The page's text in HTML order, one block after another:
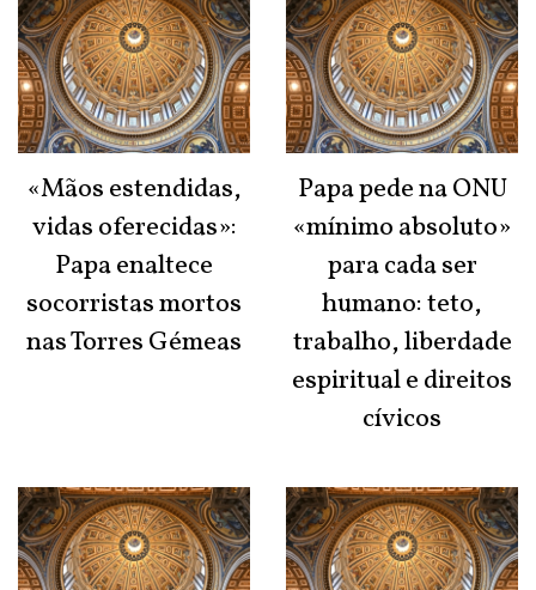
«Mãos estendidas,
vidas oferecidas»:
Papa enaltece
socorristas mortos
nas Torres Gémeas
Papa pede na ONU
«mínimo absoluto»
para cada ser
humano: teto,
trabalho, liberdade
espiritual e direitos
cívicos